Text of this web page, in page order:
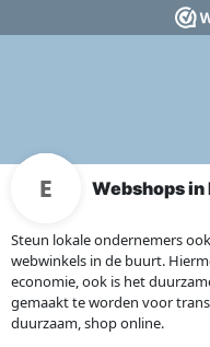
Webshops in
Steun lokale ondernemers
webwinkels in de buurt.
economie, ook is het
gemaakt te worden voor
duurzaam, shop online.